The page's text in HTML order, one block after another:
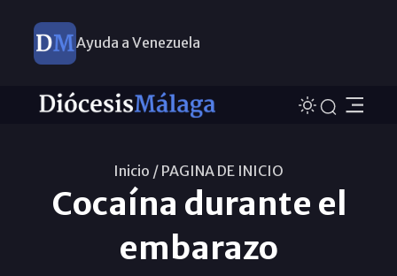
Ayuda a Venezuela
Inicio / PAGINA DE INICIO
Cocaína durante el
embarazo